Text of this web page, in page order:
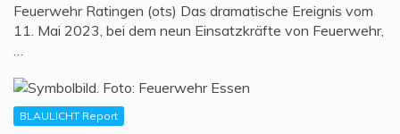
Feuerwehr Ratingen (ots) Das dramatische Ereignis vom
11. Mai 2023, bei dem neun Einsatzkräfte von Feuerwehr,
BLAULICHT Report